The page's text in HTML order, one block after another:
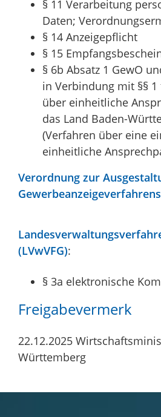
§ 11 Verarbeitung
Daten;
§ 14 Anzeigepflicht
§ 15
§ 6b Absatz 1 GewO
in Verbindung mit §§
über einheitliche
das Land Baden-
(Verfahren über eine
einheitliche
Verordnung zur
(LVwVFG):
§ 3a elektronische
Freigabevermerk
22.12.2025
Württemberg